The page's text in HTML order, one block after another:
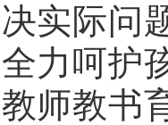
实际问
力呵护
师教书